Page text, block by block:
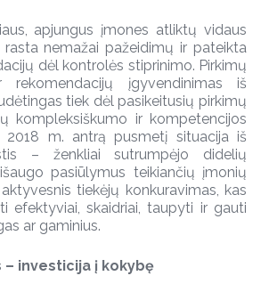
apjungus įmones atliktų vidaus
nemažai pažeidimų ir pateikta
dėl kontrolės stiprinimo. Pirkimų
rekomendacijų įgyvendinimas iš
tiek dėl pasikeitusių pirkimų
kompleksiškumo ir kompetencijos
m. antrą pusmetį situacija iš
– ženkliai sutrumpėjo didelių
pasiūlymus teikiančių įmonių
tiekėjų konkuravimas, kas
efektyviai, skaidriai, taupyti ir gauti
ar gaminius.
investicija į kokybę